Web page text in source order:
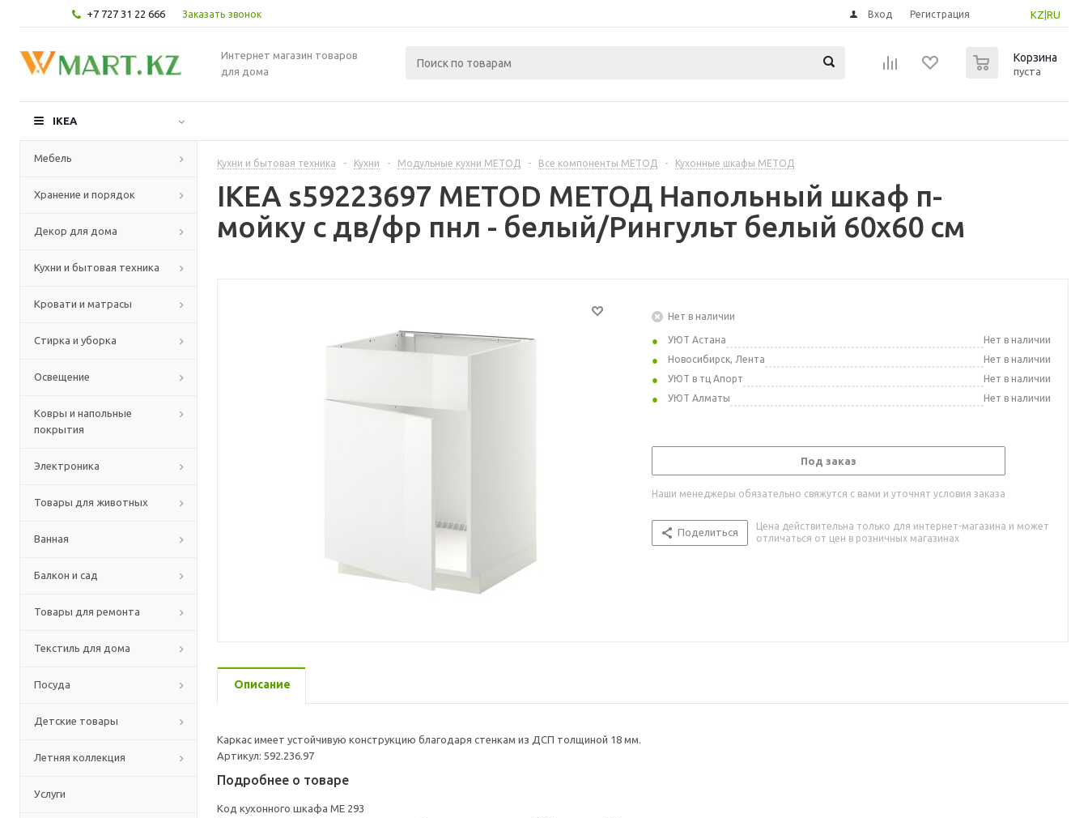
+7 727 31 22 666 Заказать звонок KZ RU
Вход Регистрация
Интернет магазин товаров
для дома
Корзина
пуста
IKEA
Мебель
Хранение и порядок
Декор для дома
Кухни и бытовая техника
Кровати и матрасы
Стирка и уборка
Освещение
Ковры и напольные
покрытия
Электроника
Товары для животных
Ванная
Балкон и сад
Товары для ремонта
Текстиль для дома
Посуда
Детские товары
Летняя коллекция
Услуги
Кухни и бытовая техника - Кухни - Модульные кухни МЕТОД - Все компоненты МЕТОД - Кухонные шкафы МЕТОД
IKEA s59223697 METOD МЕТОД Напольный шкаф п-
мойку с дв/фр пнл - белый/Рингульт белый 60x60 см
Нет в наличии
УЮТ Астана
Нет в наличии
Новосибирск, Лента
Нет в наличии
УЮТ в тц Апорт
Нет в наличии
УЮТ Алматы
Нет в наличии
Под заказ
Наши менеджеры обязательно свяжутся с вами и уточнят условия заказа
Поделиться
Цена действительна только для интернет-магазина и может
отличаться от цен в розничных магазинах
Описание
Каркас имеет устойчивую конструкцию благодаря стенкам из ДСП толщиной 18 мм.
Артикул: 592.236.97
Подробнее о товаре
Код кухонного шкафа ME 293